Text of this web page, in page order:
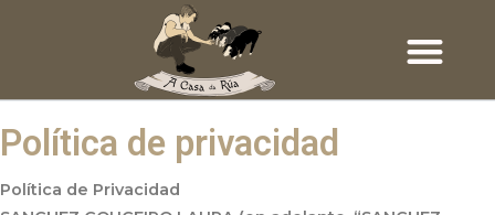
Política de privacidad
Política de Privacidad